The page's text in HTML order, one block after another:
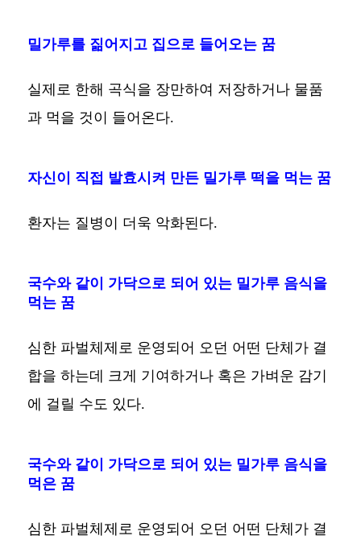
밀가루를 짊어지고 집으로 들어오는 꿈
실제로 한해 곡식을 장만하여 저장하거나 물품
과 먹을 것이 들어온다.
자신이 직접 발효시켜 만든 밀가루 떡을 먹는 꿈
환자는 질병이 더욱 악화된다.
국수와 같이 가닥으로 되어 있는 밀가루 음식을
먹는 꿈
심한 파벌체제로 운영되어 오던 어떤 단체가 결
합을 하는데 크게 기여하거나 혹은 가벼운 감기
에 걸릴 수도 있다.
국수와 같이 가닥으로 되어 있는 밀가루 음식을
먹은 꿈
심한 파벌체제로 운영되어 오던 어떤 단체가 결